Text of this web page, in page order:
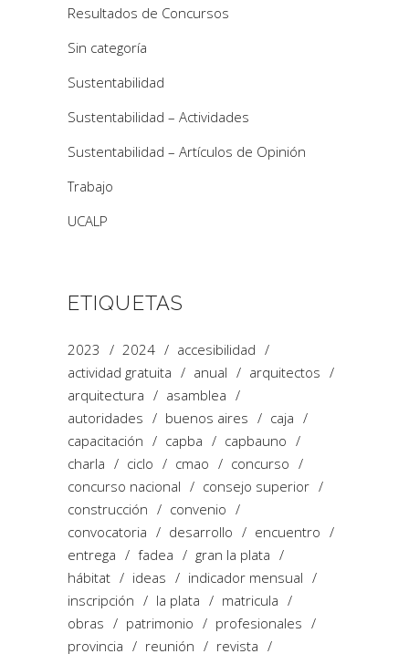
Resultados de Concursos
Sin categoría
Sustentabilidad
Sustentabilidad – Actividades
Sustentabilidad – Artículos de Opinión
Trabajo
UCALP
ETIQUETAS
2023 2024
accesibilidad
actividad gratuita
anual
arquitectos
arquitectura
asamblea
autoridades
buenos aires
caja
capacitación
capba
capbauno
charla
ciclo cmao
concurso
concurso nacional
consejo superior
construcción
convenio
convocatoria
desarrollo
encuentro
entrega
fadea
gran la plata
hábitat
ideas
indicador mensual
inscripción
la plata
matricula
obras
patrimonio
profesionales
provincia
reunión
revista